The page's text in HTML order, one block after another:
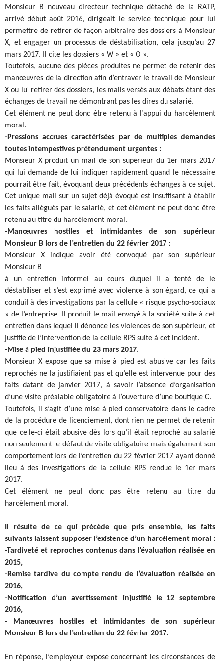
Monsieur B nouveau directeur technique détaché de la RATP,
arrivé début août 2016, dirigeait le service technique pour lui
permettre de retirer de façon arbitraire des dossiers à Monsieur
X, et engager un processus de déstabilisation, cela jusqu’au 27
mars 2017. Il cite les dossiers « W » et « O ».
Toutefois, aucune des pièces produites ne permet de retenir des
manœuvres de la direction afin d’entraver le travail de Monsieur
X ou lui retirer des dossiers, les mails versés aux débats étant des
échanges de travail ne démontrant pas les dires du salarié.
Cet élément ne peut donc être retenu à l’appui du harcèlement
moral.
-Pressions accrues caractérisées par de multiples demandes
toutes intempestives prétendument urgentes :
Monsieur X produit un mail de son supérieur du 1er mars 2017
qui lui demande de lui indiquer rapidement quand le nécessaire
pourrait être fait, évoquant deux précédents échanges à ce sujet.
Cet unique mail sur un sujet déjà évoqué est insuffisant à établir
les faits allégués par le salarié, et cet élément ne peut donc être
retenu au titre du harcèlement moral.
-Manœuvres hostiles et intimidantes de son supérieur
Monsieur B lors de l’entretien du 22 février 2017 :
Monsieur X indique avoir été convoqué par son supérieur
Monsieur B
à un entretien informel au cours duquel il a tenté de le
déstabiliser et s’est exprimé avec violence à son égard, ce qui a
conduit à des investigations par la cellule « risque psycho-sociaux
» de l’entreprise. Il produit le mail envoyé à la société suite à cet
entretien dans lequel il dénonce les violences de son supérieur, et
justifie de l’intervention de la cellule RPS suite à cet incident.
-Mise à pied injustifiée du 23 mars 2017.
Monsieur X expose que sa mise à pied est abusive car les faits
reprochés ne la justifiaient pas et qu’elle est intervenue pour des
faits datant de janvier 2017, à savoir l’absence d’organisation
d’une visite préalable obligatoire à l’ouverture d’une boutique C.
Toutefois, il s’agit d’une mise à pied conservatoire dans le cadre
de la procédure de licenciement, dont rien ne permet de retenir
que celle-ci était abusive dès lors qu’il était reproché au salarié
non seulement le défaut de visite obligatoire mais également son
comportement lors de l’entretien du 22 février 2017 ayant donné
lieu à des investigations de la cellule RPS rendue le 1er mars
2017.
Cet élément ne peut donc pas être retenu au titre du
harcèlement moral.
Il résulte de ce qui précède que pris ensemble, les faits
suivants laissent supposer l’existence d’un harcèlement moral :
-Tardiveté et reproches contenus dans l’évaluation réalisée en
2015,
-Remise tardive du compte rendu de l’évaluation réalisée en
2016,
-Notification d’un avertissement injustifié le 12 septembre
2016,
- Manœuvres hostiles et intimidantes de son supérieur
Monsieur B lors de l’entretien du 22 février 2017.
En réponse, l’employeur expose concernant les circonstances de